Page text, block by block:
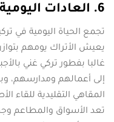
6. العادات اليومية في الحياة التركية الحديثة
تجمع الحياة اليومية في
يعيش الأتراك يومهم
غالبا بفطور تركي غني
إلى أعمالهم ومدارسهم،
المقاهي التقليدية للقاء
تعد الأسواق والمطاعم